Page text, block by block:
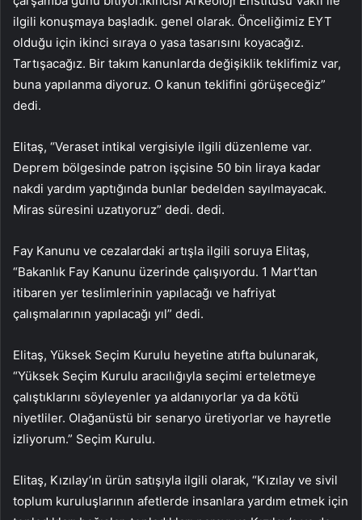
ilgili konuşmaya başladık. genel olarak. Önceliğimiz EYT
olduğu için ikinci sıraya o yasa tasarısını koyacağız.
Tartışacağız. Bir takım kanunlarda değişiklik teklifimiz var,
buna yapılanma diyoruz. O kanun teklifini görüşeceğiz”
dedi.
Elitaş, “Veraset intikal vergisiyle ilgili düzenleme var.
Deprem bölgesinde patron işçisine 50 bin liraya kadar
nakdi yardım yaptığında bunlar bedelden sayılmayacak.
Miras süresini uzatıyoruz” dedi. dedi.
Fay Kanunu ve cezalardaki artışla ilgili soruya Elitaş,
“Bakanlık Fay Kanunu üzerinde çalışıyordu. 1 Mart’tan
itibaren yer teslimlerinin yapılacağı ve hafriyat
çalışmalarının yapılacağı yıl” dedi.
Elitaş, Yüksek Seçim Kurulu heyetine atıfta bulunarak,
“Yüksek Seçim Kurulu aracılığıyla seçimi erteletmeye
çalıştıklarını söyleyenler ya aldanıyorlar ya da kötü
niyetliler. Olağanüstü bir senaryo üretiyorlar ve hayretle
izliyorum.” Seçim Kurulu.
Elitaş, Kızılay’ın ürün satışıyla ilgili olarak, “Kızılay ve sivil
toplum kuruluşlarının afetlerde insanlara yardım etmek için